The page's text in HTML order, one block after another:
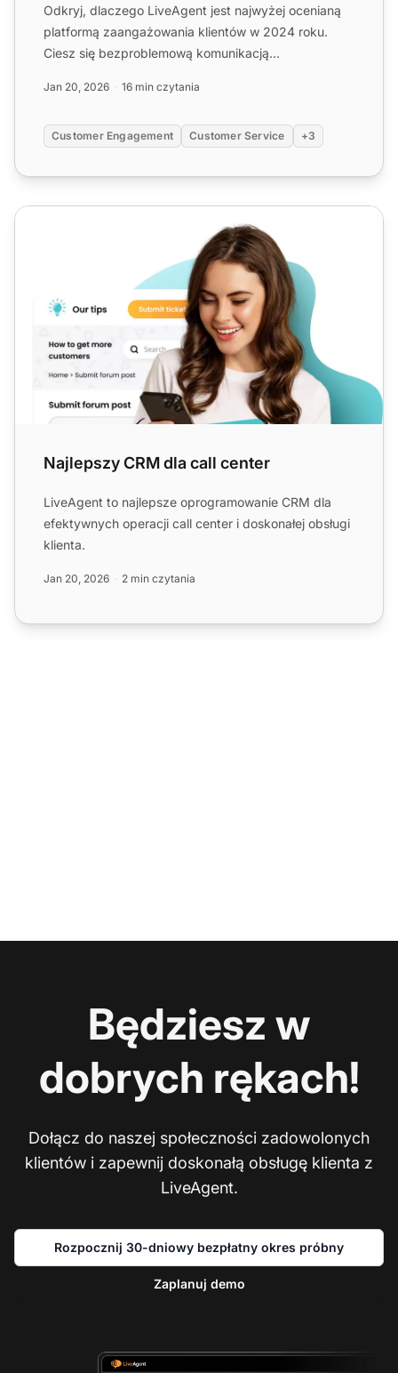
Odkryj, dlaczego LiveAgent jest najwyżej ocenianą
platformą zaangażowania klientów w 2024 roku.
Ciesz się bezproblemową komunikacją
Jan 20, 2026 16 min czytania
Customer Engagement Customer Service +3
Najlepszy CRM dla call center
Najlepszy CRM dla call center
LiveAgent to najlepsze oprogramowanie CRM dla
efektywnych operacji call center i doskonałej obsługi
klienta.
Jan 20, 2026 2 min czytania
Będziesz w
dobrych rękach!
Dołącz do naszej społeczności zadowolonych
klientów i zapewnij doskonałą obsługę klienta z
LiveAgent.
Rozpocznij 30-dniowy bezpłatny okres próbny
Zaplanuj demo